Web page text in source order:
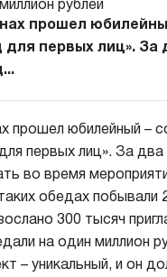
прошел
для первых лиц». За
прошел юбилейный –
первых лиц». За два
во время
обедах побывали
300 тысяч
на один миллион
– уникальный, и он